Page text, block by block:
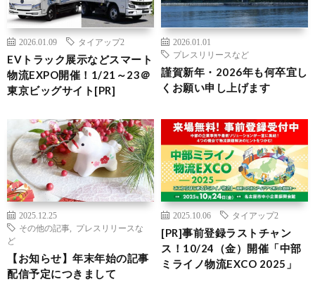
2026.01.09 タイアップ2
EVトラック展示などスマート
物流EXPO開催！1/21～23＠
東京ビッグサイト[PR]
2026.01.01
プレスリリースなど
謹賀新年・2026年も何卒宜し
くお願い申し上げます
2025.12.25
その他の記事
プレスリリースな
ど
【お知らせ】年末年始の記事
配信予定につきまして
2025.10.06 タイアップ2
[PR]事前登録ラストチャン
ス！10/24（金）開催「中部
ミライノ物流EXCO 2025」